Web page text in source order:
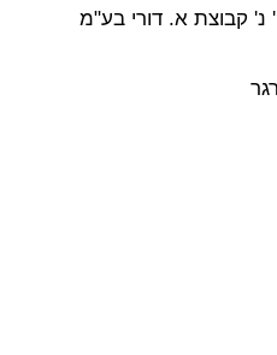
נ' קבוצת א. דורי בע"מ